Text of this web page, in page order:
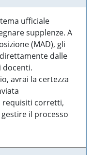
ufficiale
supplenze. A
(MAD), gli
dalle
docenti.
avrai la certezza
requisiti corretti,
il processo